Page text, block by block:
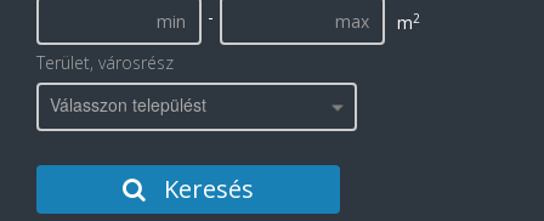
-
m2
Terület, városrész
Válasszon települést
Keresés